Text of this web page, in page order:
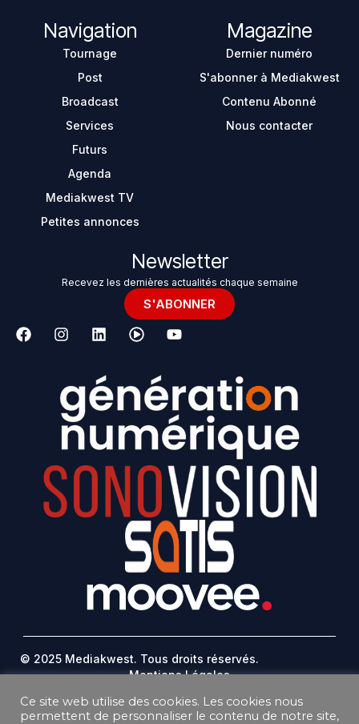
Navigation
Tournage
Post
Broadcast
Services
Futurs
Agenda
Mediakwest TV
Petites annonces
Magazine
Dernier numéro
S'abonner à Mediakwest
Contenu Abonné
Nous contacter
Newsletter
Recevez les dernières actualités chaque semaine
S'ABONNER
© 2025 Mediakwest. Tous droits réservés.
Mentions Légales
Contact
Ce site web utilise des cookies. Les cookies nous
permettent de personnaliser le contenu de notre site,